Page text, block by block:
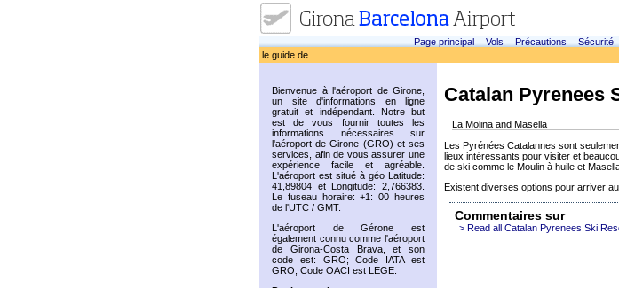
Page principal Vols Précautions Sécurité
le guide de
Bienvenue à l'aéroport de Girone,
un site d'informations en ligne
gratuit et indépendant. Notre but
est de vous fournir toutes les
informations nécessaires sur
l'aéroport de Girone (GRO) et ses
services, afin de vous assurer une
expérience facile et agréable.
L'aéroport est situé à géo Latitude:
41,89804 et Longitude: 2,766383.
Le fuseau horaire: +1: 00 heures
de l'UTC / GMT.
L'aéroport de Gérone est
également connu comme l'aéroport
de Girona-Costa Brava, et son
code est: GRO; Code IATA est
GRO; Code OACI est LEGE.
Catalan Pyrenees
La Molina and Masella
Les Pyrénées Catalannes sont
lieux intéressants pour visiter et
de ski comme le Moulin à huile et
Existent diverses options pour arriver
Commentaires sur
> Read all Catalan Pyrenees Ski